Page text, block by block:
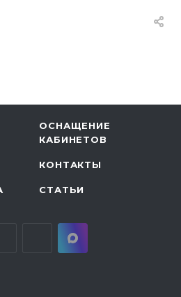
ОСНАЩЕНИЕ
КАБИНЕТОВ
КОНТАКТЫ
СТАТЬИ